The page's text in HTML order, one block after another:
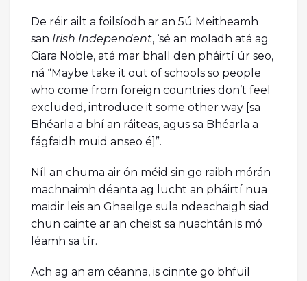
De réir ailt a foilsíodh ar an 5ú Meitheamh
san Irish Independent, ‘sé an moladh atá ag
Ciara Noble, atá mar bhall den pháirtí úr seo,
ná “Maybe take it out of schools so people
who come from foreign countries don’t feel
excluded, introduce it some other way [sa
Bhéarla a bhí an ráiteas, agus sa Bhéarla a
fágfaidh muid anseo é]”.
Níl an chuma air ón méid sin go raibh mórán
machnaimh déanta ag lucht an pháirtí nua
maidir leis an Ghaeilge sula ndeachaigh siad
chun cainte ar an cheist sa nuachtán is mó
léamh sa tír.
Ach ag an am céanna, is cinnte go bhfuil